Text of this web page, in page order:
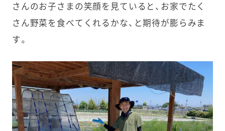
さんのお子さまの笑顔を見ていると、お家でたく
さん野菜を食べてくれるかな、と期待が膨らみま
す。